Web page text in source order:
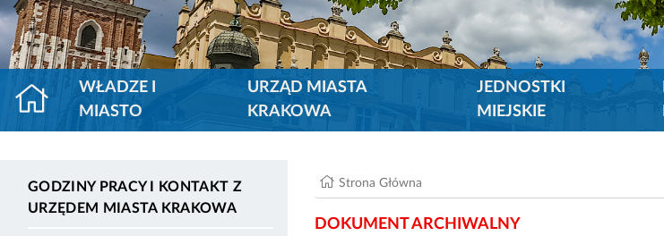
WŁADZE I
MIASTO
URZĄD MIASTA
KRAKOWA
JEDNOSTKI
MIEJSKIE
GODZINY PRACY I KONTAKT Z
URZĘDEM MIASTA KRAKOWA
Strona Główna
DOKUMENT ARCHIWALNY